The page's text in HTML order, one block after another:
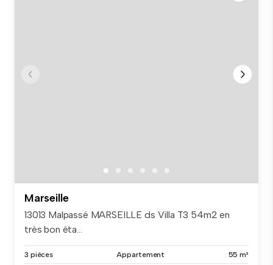
Marseille
13013 Malpassé MARSEILLE ds Villa T3 54m2 en
très bon éta...
3 pièces Appartement 55 m²